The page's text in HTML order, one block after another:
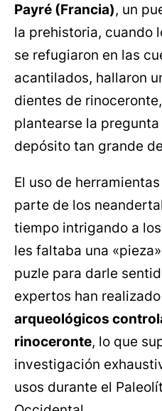
Payré (Francia), un
la prehistoria, cuando
se refugiaron en las
acantilados, hallaron
dientes de
plantearse la
depósito tan grande
El uso de
parte de los
tiempo intrigando a
les faltaba una
puzle para darle
expertos han realizado
arqueológicos
rinoceronte, lo que
investigación
usos durante el